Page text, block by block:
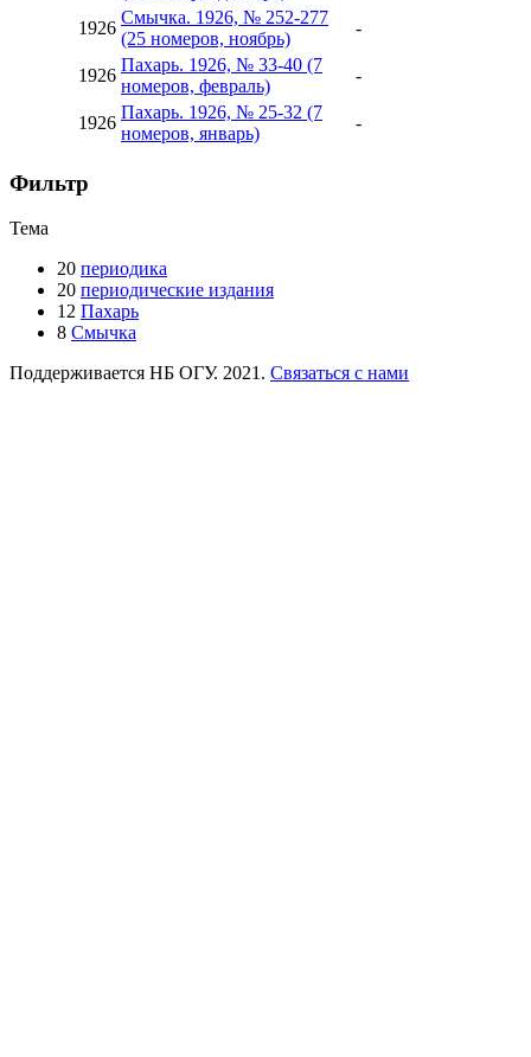
1926
Смычка. 1926, № 252-277
(25 номеров, ноябрь)
-
1926
Пахарь. 1926, № 33-40 (7
номеров, февраль)
-
1926
Пахарь. 1926, № 25-32 (7
номеров, январь)
-
Фильтр
Тема
20 периодика
20 периодические издания
12 Пахарь
8 Смычка
Поддерживается НБ ОГУ. 2021. Связаться с нами